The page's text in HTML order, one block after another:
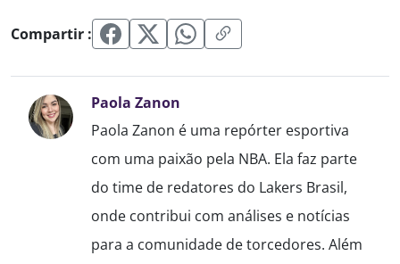
Compartir :
Paola Zanon
Paola Zanon é uma repórter esportiva
com uma paixão pela NBA. Ela faz parte
do time de redatores do Lakers Brasil,
onde contribui com análises e notícias
para a comunidade de torcedores. Além